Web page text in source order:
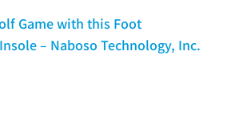
Game with this Foot
– Naboso Technology, Inc.